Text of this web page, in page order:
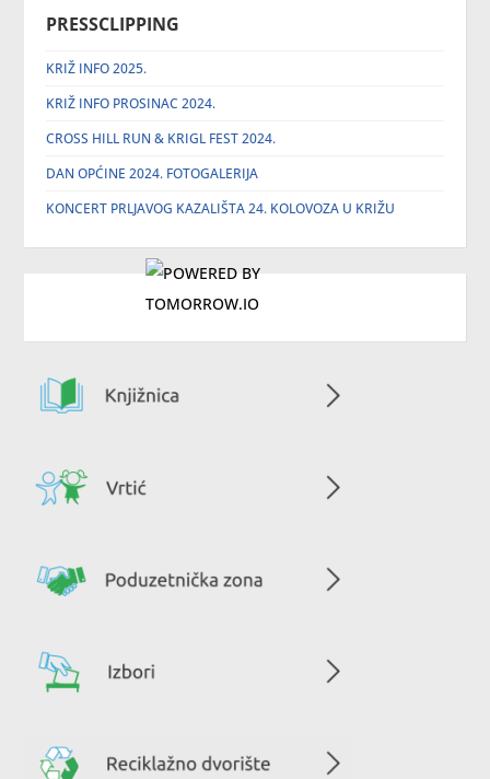
PRESSCLIPPING
KRIŽ INFO 2025.
KRIŽ INFO PROSINAC 2024.
CROSS HILL RUN & KRIGL FEST 2024.
DAN OPĆINE 2024. FOTOGALERIJA
KONCERT PRLJAVOG KAZALIŠTA 24. KOLOVOZA U KRIŽU